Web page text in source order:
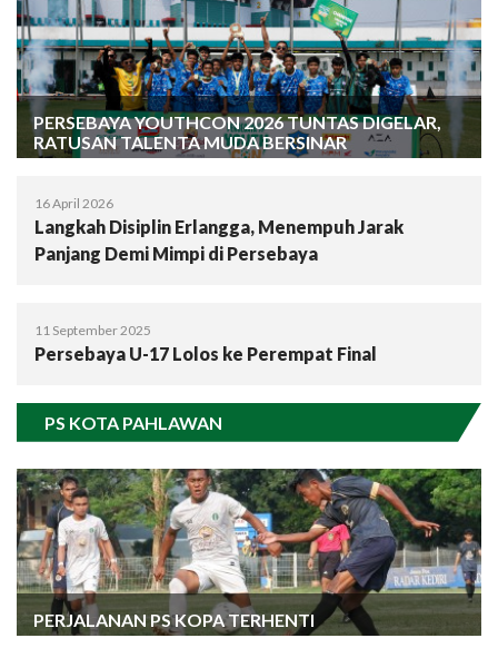
PERSEBAYA YOUTHCON 2026 TUNTAS DIGELAR,
RATUSAN TALENTA MUDA BERSINAR
16 April 2026
Langkah Disiplin Erlangga, Menempuh Jarak
Panjang Demi Mimpi di Persebaya
11 September 2025
Persebaya U-17 Lolos ke Perempat Final
PS KOTA PAHLAWAN
PERJALANAN PS KOPA TERHENTI